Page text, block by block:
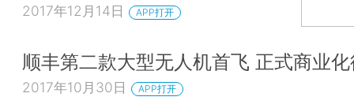
2017年12月14日 APP打开
顺丰第二款大型无人机首飞 正式商业
2017年10月30日 APP打开